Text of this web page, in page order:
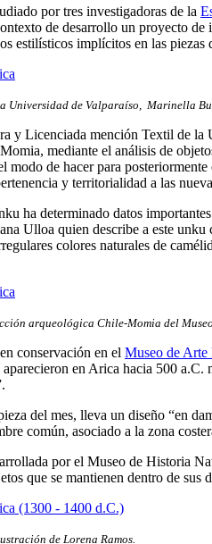
por tres investigadoras de la
de desarrollo un proyecto
estilísticos implícitos en las piezas
Universidad de Valparaíso, Marinella
y Licenciada mención Textil de
mediante el análisis de
modo de hacer para
y territorialidad a las
ha determinado datos
Ulloa quien describe a este
colores naturales de
arqueológica Chile-Momia del
conservación en el Museo de Arte
en Arica hacia 500
del mes, lleva un diseño “en
común, asociado a la zona
por el Museo de Historia
que se mantienen dentro de
de Lorena Ramos.